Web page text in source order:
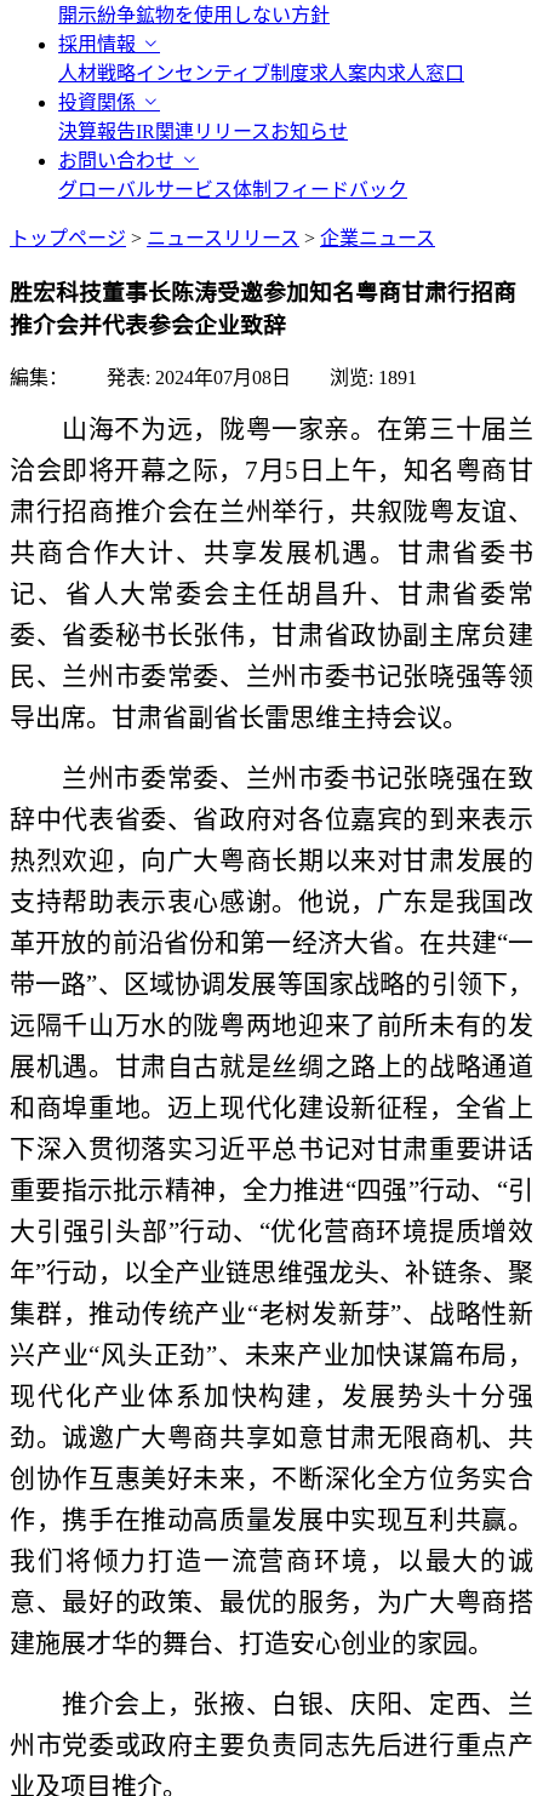
開示紛争鉱物を使用しない方針
採用情報
人材戦略インセンティブ制度求人案内求人窓口
投資関係
決算報告IR関連リリースお知らせ
お問い合わせ
グローバルサービス体制 フィードバック
トップページ > ニュースリリース > 企業ニュース
胜宏科技董事长陈涛受邀参加知名粤商甘肃行招商
推介会并代表参会企业致辞
編集： 発表: 2024年07月08日 浏览: 1891
山海不为远，陇粤一家亲。在第三十届兰
洽会即将开幕之际， 7月5日上午，知名粤商甘
肃行招商推介会在兰州举行，共叙陇粤友谊、
共商合作大计、共享发展机遇。甘肃省委书
记、省人大常委会主任胡昌升、甘肃省委常
委、省委秘书长张伟，甘肃省政协副主席贠建
民、兰州市委常委、兰州市委书记张晓强等领
导出席。甘肃省副省长雷思维主持会议。
兰州市委常委、兰州市委书记张晓强在致
辞中代表省委、省政府对各位嘉宾的到来表示
热烈欢迎，向广大粤商长期以来对甘肃发展的
支持帮助表示衷心感谢。他说，广东是我国改
革开放的前沿省份和第一经济大省。在共建“一
带一路”、区域协调发展等国家战略的引领下，
远隔千山万水的陇粤两地迎来了前所未有的发
展机遇。甘肃自古就是丝绸之路上的战略通道
和商埠重地。迈上现代化建设新征程，全省上
下深入贯彻落实习近平总书记对甘肃重要讲话
重要指示批示精神，全力推进“四强”行动、“引
大引强引头部”行动、“优化营商环境提质增效
年”行动，以全产业链思维强龙头、补链条、聚
集群，推动传统产业“老树发新芽”、战略性新
兴产业“风头正劲”、未来产业加快谋篇布局，
现代化产业体系加快构建，发展势头十分强
劲。诚邀广大粤商共享如意甘肃无限商机、共
创协作互惠美好未来，不断深化全方位务实合
作，携手在推动高质量发展中实现互利共赢。
我们将倾力打造一流营商环境，以最大的诚
意、最好的政策、最优的服务，为广大粤商搭
建施展才华的舞台、打造安心创业的家园。
推介会上，张掖、白银、庆阳、定西、兰
州市党委或政府主要负责同志先后进行重点产
业及项目推介。